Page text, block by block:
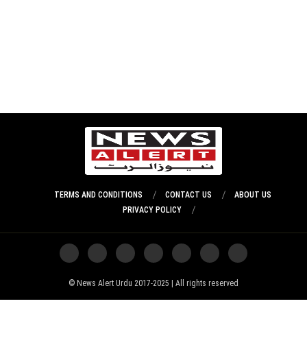
ABOUT US
CONTACT US
TERMS AND CONDITIONS
PRIVACY POLICY
News Alert Urdu 2017-2025 | All rights reserved ©